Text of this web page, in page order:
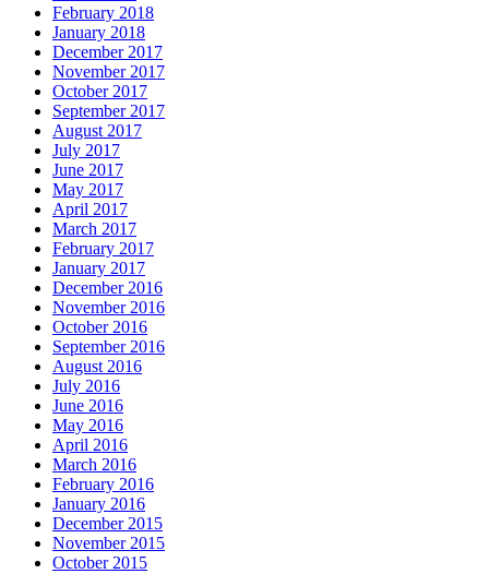
February 2018
January 2018
December 2017
November 2017
October 2017
September 2017
August 2017
July 2017
June 2017
May 2017
April 2017
March 2017
February 2017
January 2017
December 2016
November 2016
October 2016
September 2016
August 2016
July 2016
June 2016
May 2016
April 2016
March 2016
February 2016
January 2016
December 2015
November 2015
October 2015